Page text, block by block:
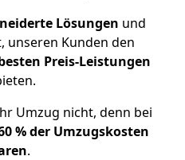
Lösungen und
unseren Kunden den
Preis-Leistungen
Umzug nicht, denn bei
% der Umzugskosten
.